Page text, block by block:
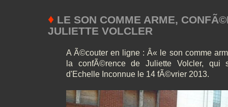
♦ LE SON COMME ARME,
JULIETTE VOLCLER
A Ã©couter en ligne : Â« le son comme
la confÃ©rence de Juliette Volcler,
d'Echelle Inconnue le 14 fÃ©vrier 2013.